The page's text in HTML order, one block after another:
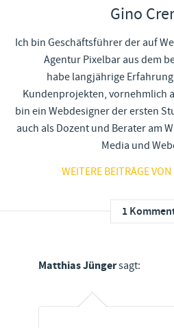
Gino
Ich bin Geschäftsführer der auf
Agentur Pixelbar aus dem
habe langjährige
Kundenprojekten, vornehmlich
bin ein Webdesigner der ersten
auch als Dozent und Berater am
Media und
WEITERE BEITRÄGE
1
Matthias Jüngersagt: